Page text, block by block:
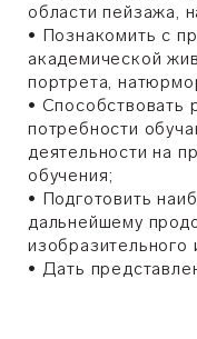
области пейзажа,
• Познакомить с
академической
портрета,
• Способствовать
потребности
деятельности на
обучения;
• Подготовить
дальнейшему
изобразительного
• Дать